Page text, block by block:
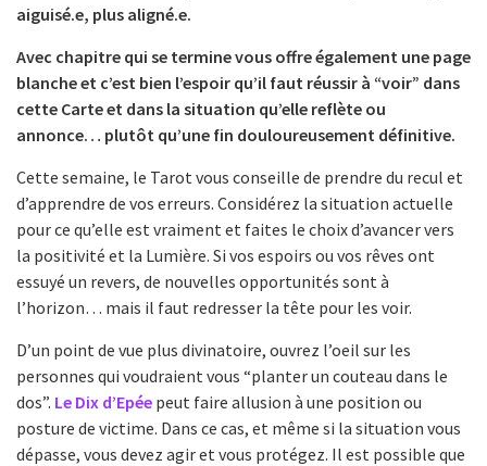
aiguisé.e, plus aligné.e.
Avec chapitre qui se termine vous offre également une page
blanche et c’est bien l’espoir qu’il faut réussir à “voir” dans
cette Carte et dans la situation qu’elle reflète ou
annonce… plutôt qu’une fin douloureusement définitive.
Cette semaine, le Tarot vous conseille de prendre du recul et
d’apprendre de vos erreurs. Considérez la situation actuelle
pour ce qu’elle est vraiment et faites le choix d’avancer vers
la positivité et la Lumière. Si vos espoirs ou vos rêves ont
essuyé un revers, de nouvelles opportunités sont à
l’horizon… mais il faut redresser la tête pour les voir.
D’un point de vue plus divinatoire, ouvrez l’oeil sur les
personnes qui voudraient vous “planter un couteau dans le
dos”. Le Dix d’Epée peut faire allusion à une position ou
posture de victime. Dans ce cas, et même si la situation vous
dépasse, vous devez agir et vous protégez. Il est possible que